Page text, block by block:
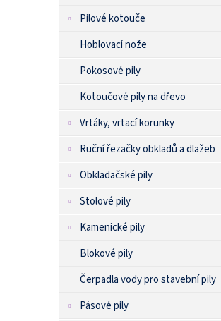
Pilové kotouče
Hoblovací nože
Pokosové pily
Kotoučové pily na dřevo
Vrtáky, vrtací korunky
Ruční řezačky obkladů a dlažeb
Obkladačské pily
Stolové pily
Kamenické pily
Blokové pily
Čerpadla vody pro stavební pily
Pásové pily